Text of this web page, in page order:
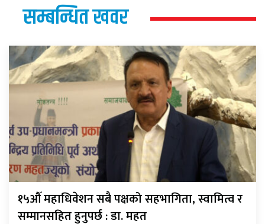
सम्बन्धित खवर
१५औँ महाधिवेशन सबै पक्षको सहभागिता, स्वामित्व र
सम्मानसहित हुनुपर्छ : डा. महत